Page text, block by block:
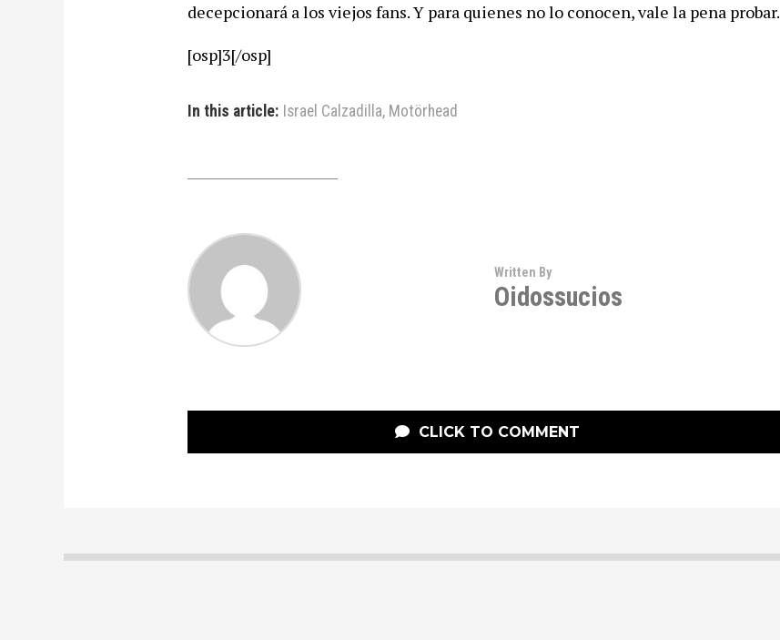
decepcionará a los viejos fans. Y para quienes no lo conocen, vale la pena probar.
[osp]3[/osp]
In this article: Israel Calzadilla, Motörhead
Written By
Oidossucios
CLICK TO COMMENT